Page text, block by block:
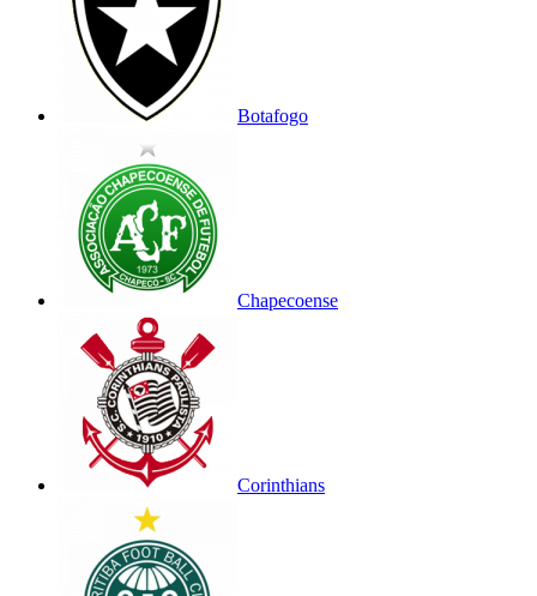
Botafogo
Chapecoense
Corinthians